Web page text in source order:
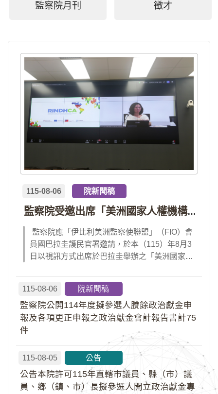
監察院月刊 徵才
監察院受邀出席「美洲國家人權機構網絡」年會 分享我國氣候災害防治經驗 打造國際永續韌性
115-08-06 院新聞稿
監察院應「伊比利美洲監察使聯盟」（FIO）會
員國巴拉圭護民官署邀請，於本（115）年8月3
日以視訊方式出席於巴拉圭舉辦之「美洲國家人
報告，就美洲地區環境災害、氣候緊急狀態與人
權風險等議題，與拉美地區監察機構、護民官署
及紅十字國際委員會、原住民社區支持組織...
115-08-06 院新聞稿
監察院公開114年度擬參選人賸餘政治獻金申
報及各項更正申報之政治獻金會計報告書計75
件
115-08-05 公告
公告本院許可115年直轄市議員、縣（市）議
員、鄉（鎮、市）長擬參選人開立政治獻金專